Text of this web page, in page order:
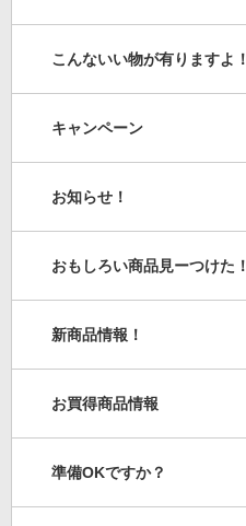
こんないい物が有りますよ！
キャンペーン
お知らせ！
おもしろい商品見ーつけた！
新商品情報！
お買得商品情報
準備OKですか？